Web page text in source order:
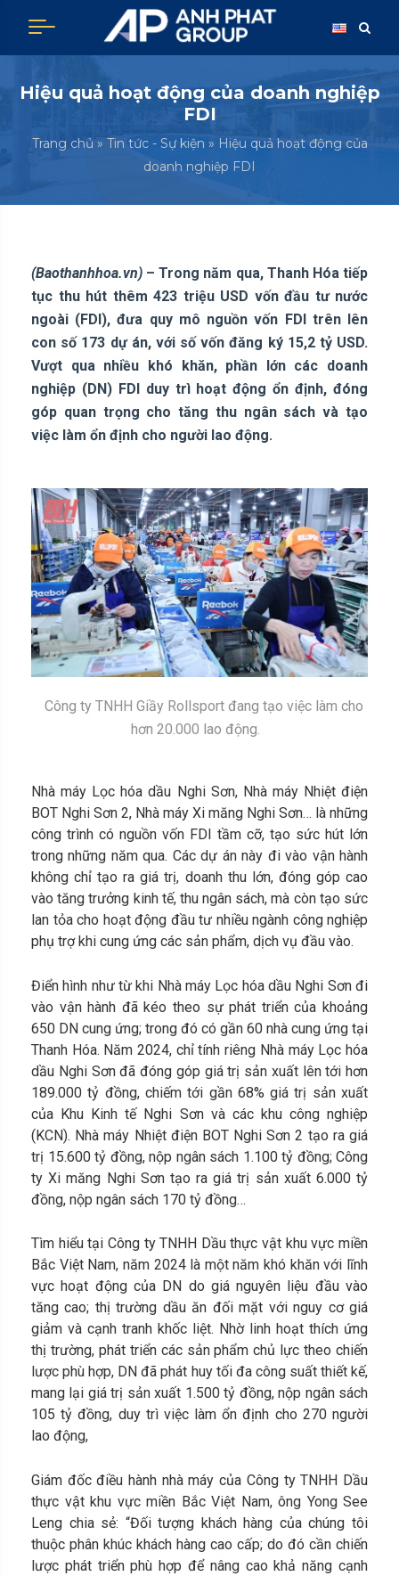
Hiệu quả hoạt động của doanh nghiệp
FDI
Trang chủ » Tin tức - Sự kiện » Hiệu quả hoạt động của
doanh nghiệp FDI
(Baothanhhoa.vn) – Trong năm qua, Thanh Hóa tiếp
tục thu hút thêm 423 triệu USD vốn đầu tư nước
ngoài (FDI), đưa quy mô nguồn vốn FDI trên lên
con số 173 dự án, với số vốn đăng ký 15,2 tỷ USD.
Vượt qua nhiều khó khăn, phần lớn các doanh
nghiệp (DN) FDI duy trì hoạt động ổn định, đóng
góp quan trọng cho tăng thu ngân sách và tạo
việc làm ổn định cho người lao động.
Công ty TNHH Giầy Rollsport đang tạo việc làm cho
hơn 20.000 lao động.
Nhà máy Lọc hóa dầu Nghi Sơn, Nhà máy Nhiệt điện
BOT Nghi Sơn 2, Nhà máy Xi măng Nghi Sơn… là những
công trình có nguồn vốn FDI tầm cỡ, tạo sức hút lớn
trong những năm qua. Các dự án này đi vào vận hành
không chỉ tạo ra giá trị, doanh thu lớn, đóng góp cao
vào tăng trưởng kinh tế, thu ngân sách, mà còn tạo sức
lan tỏa cho hoạt động đầu tư nhiều ngành công nghiệp
phụ trợ khi cung ứng các sản phẩm, dịch vụ đầu vào.
Điển hình như từ khi Nhà máy Lọc hóa dầu Nghi Sơn đi
vào vận hành đã kéo theo sự phát triển của khoảng
650 DN cung ứng; trong đó có gần 60 nhà cung ứng tại
Thanh Hóa. Năm 2024, chỉ tính riêng Nhà máy Lọc hóa
dầu Nghi Sơn đã đóng góp giá trị sản xuất lên tới hơn
189.000 tỷ đồng, chiếm tới gần 68% giá trị sản xuất
của Khu Kinh tế Nghi Sơn và các khu công nghiệp
(KCN). Nhà máy Nhiệt điện BOT Nghi Sơn 2 tạo ra giá
trị 15.600 tỷ đồng, nộp ngân sách 1.100 tỷ đồng; Công
ty Xi măng Nghi Sơn tạo ra giá trị sản xuất 6.000 tỷ
đồng, nộp ngân sách 170 tỷ đồng…
Tìm hiểu tại Công ty TNHH Dầu thực vật khu vực miền
Bắc Việt Nam, năm 2024 là một năm khó khăn với lĩnh
vực hoạt động của DN do giá nguyên liệu đầu vào
tăng cao; thị trường dầu ăn đối mặt với nguy cơ giá
giảm và cạnh tranh khốc liệt. Nhờ linh hoạt thích ứng
thị trường, phát triển các sản phẩm chủ lực theo chiến
lược phù hợp, DN đã phát huy tối đa công suất thiết kế,
mang lại giá trị sản xuất 1.500 tỷ đồng, nộp ngân sách
105 tỷ đồng, duy trì việc làm ổn định cho 270 người
lao động,
Giám đốc điều hành nhà máy của Công ty TNHH Dầu
thực vật khu vực miền Bắc Việt Nam, ông Yong See
Leng chia sẻ: “Đối tượng khách hàng của chúng tôi
thuộc phân khúc khách hàng cao cấp; do đó cần chiến
lược phát triển phù hợp để nâng cao khả năng cạnh